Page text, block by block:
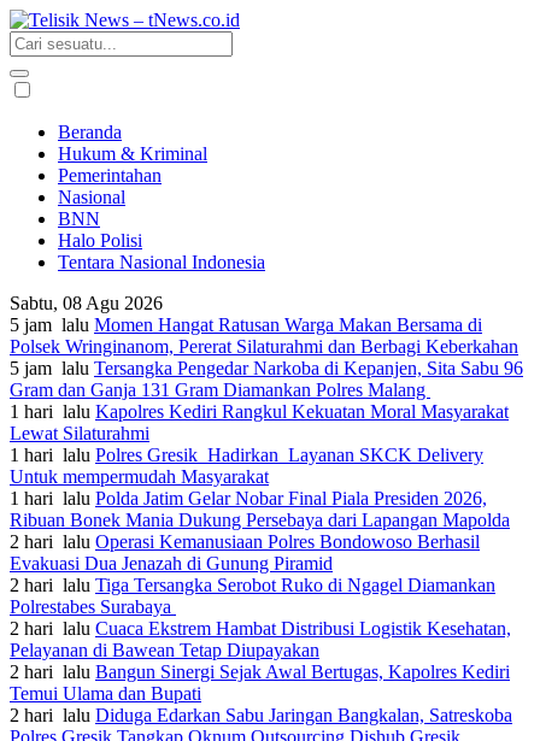
Beranda
Hukum & Kriminal
Pemerintahan
Nasional
BNN
Halo Polisi
Tentara Nasional Indonesia
Sabtu, 08 Agu 2026
5 jam lalu Momen Hangat Ratusan Warga Makan Bersama di
Polsek Wringinanom, Pererat Silaturahmi dan Berbagi Keberkahan
5 jam lalu Tersangka Pengedar Narkoba di Kepanjen, Sita Sabu 96
Gram dan Ganja 131 Gram Diamankan Polres Malang
1 hari lalu Kapolres Kediri Rangkul Kekuatan Moral Masyarakat
Lewat Silaturahmi
1 hari lalu Polres Gresik Hadirkan Layanan SKCK Delivery
Untuk mempermudah Masyarakat
1 hari lalu Polda Jatim Gelar Nobar Final Piala Presiden 2026,
Ribuan Bonek Mania Dukung Persebaya dari Lapangan Mapolda
2 hari lalu Operasi Kemanusiaan Polres Bondowoso Berhasil
Evakuasi Dua Jenazah di Gunung Piramid
2 hari lalu Tiga Tersangka Serobot Ruko di Ngagel Diamankan
Polrestabes Surabaya
2 hari lalu Cuaca Ekstrem Hambat Distribusi Logistik Kesehatan,
Pelayanan di Bawean Tetap Diupayakan
2 hari lalu Bangun Sinergi Sejak Awal Bertugas, Kapolres Kediri
Temui Ulama dan Bupati
2 hari lalu Diduga Edarkan Sabu Jaringan Bangkalan, Satreskoba
Polres Gresik Tangkap Oknum Outsourcing Dishub Gresik